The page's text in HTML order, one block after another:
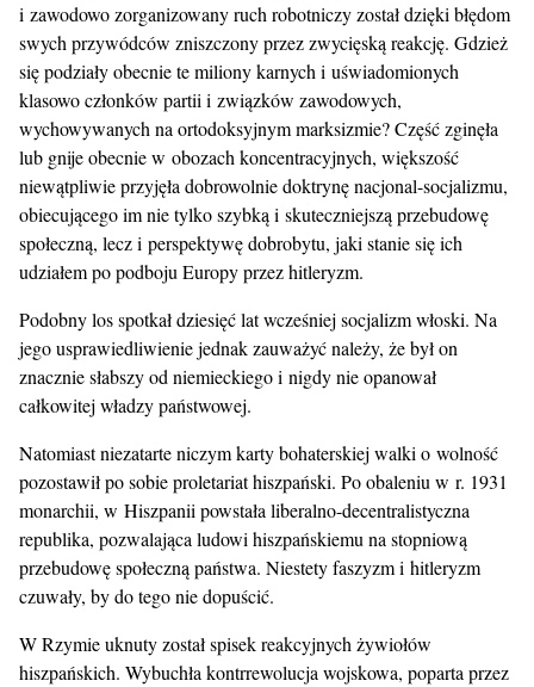
i zawodowo zorganizowany ruch robotniczy został dzięki błędom
swych przywódców zniszczony przez zwycięską reakcję. Gdzież
się podziały obecnie te miliony karnych i uświadomionych
klasowo członków partii i związków zawodowych,
wychowywanych na ortodoksyjnym marksizmie? Część zginęła
lub gnije obecnie w obozach koncentracyjnych, większość
niewątpliwie przyjęła dobrowolnie doktrynę nacjonal-socjalizmu,
obiecującego im nie tylko szybką i skuteczniejszą przebudowę
społeczną, lecz i perspektywę dobrobytu, jaki stanie się ich
udziałem po podboju Europy przez hitleryzm.
Podobny los spotkał dziesięć lat wcześniej socjalizm włoski. Na
jego usprawiedliwienie jednak zauważyć należy, że był on
znacznie słabszy od niemieckiego i nigdy nie opanował
całkowitej władzy państwowej.
Natomiast niezatarte niczym karty bohaterskiej walki o wolność
pozostawił po sobie proletariat hiszpański. Po obaleniu w r. 1931
monarchii, w Hiszpanii powstała liberalno-decentralistyczna
republika, pozwalająca ludowi hiszpańskiemu na stopniową
przebudowę społeczną państwa. Niestety faszyzm i hitleryzm
czuwały, by do tego nie dopuścić.
W Rzymie uknuty został spisek reakcyjnych żywiołów
hiszpańskich. Wybuchła kontrrewolucja wojskowa, poparta przez